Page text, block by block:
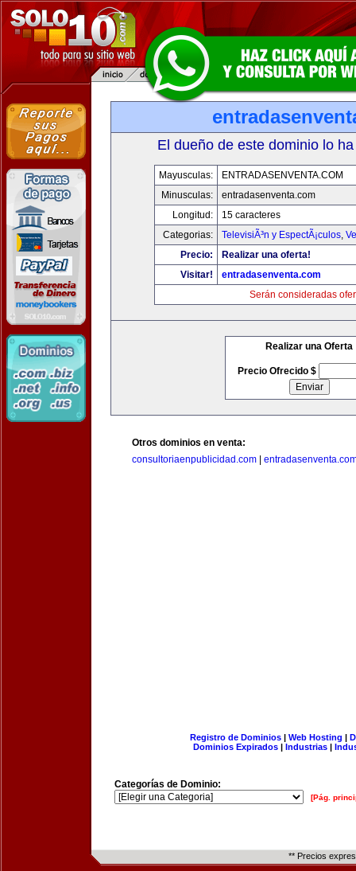
El dueño de este dominio lo
Mayusculas:
ENTRADASENVENTA.COM
Minusculas:
entradasenventa.com
Longitud:
15 caracteres
Categorias:
TelevisiÃ³n y EspectÃ¡culos,
Precio:
Realizar una oferta!
Visitar!
entradasenventa.com
Serán consideradas
Realizar una Oferta
Precio Ofrecido $
Otros dominios en venta:
consultoriaenpublicidad.com
Registro de Dominios| Web Hosting |
Dominios Expirados | Industrias |
Categorías de Dominio:
[Pág.
** Precios